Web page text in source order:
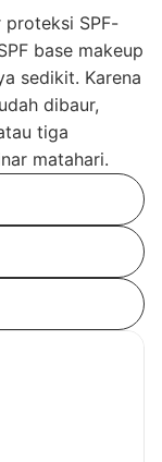
proteksi SPF-
base makeup
sedikit. Karena
dibaur,
tiga
matahari.